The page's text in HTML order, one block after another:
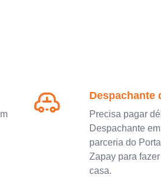
Despachante
Precisa pagar
Despachante
parceria do
Zapay para
casa.